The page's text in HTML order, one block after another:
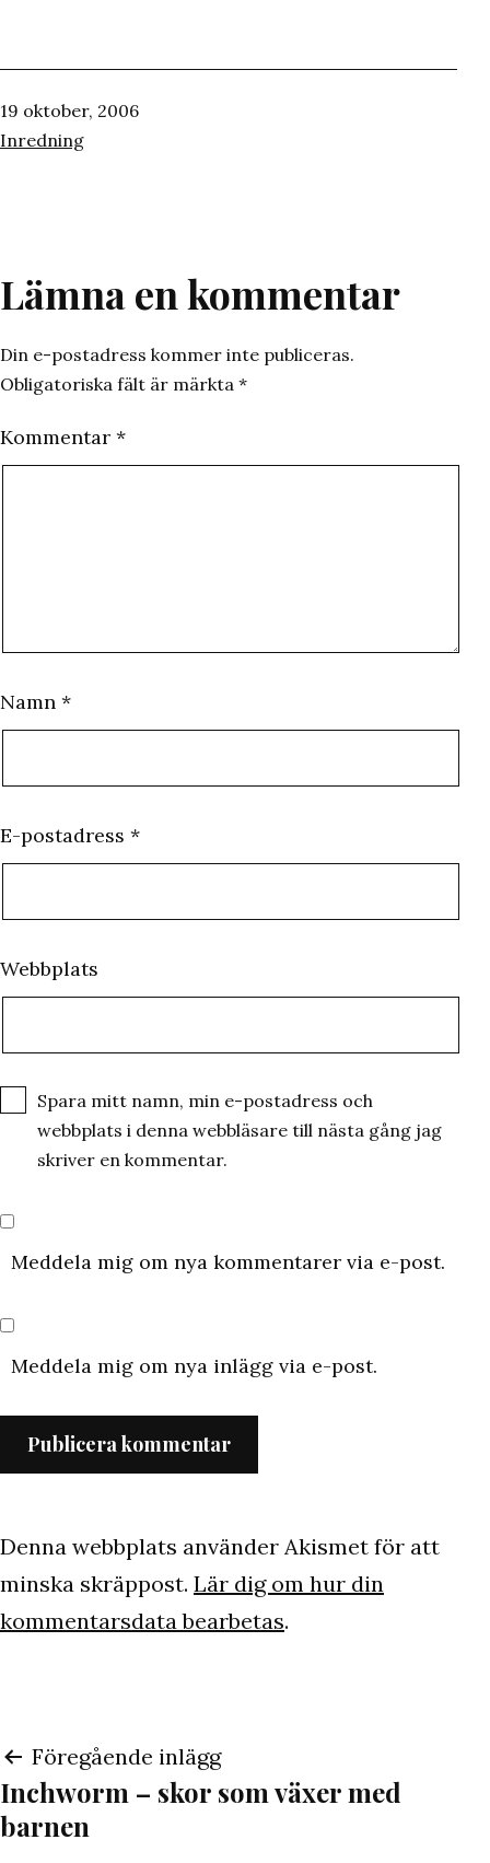
Publicerat
den
19 oktober, 2006
Kategoriserat
Inredning
Lämna en kommentar
Din e-postadress kommer inte publiceras.
Obligatoriska fält är märkta *
Kommentar *
Namn *
E-postadress *
Webbplats
Spara mitt namn, min e-postadress och
webbplats i denna webbläsare till nästa gång jag
skriver en kommentar.
Meddela mig om nya kommentarer via e-post.
Meddela mig om nya inlägg via e-post.
Denna webbplats använder Akismet för att
minska skräppost. Lär dig om hur din
kommentarsdata bearbetas.
Inläggsnavigering
Föregående inlägg
Inchworm – skor som växer med
barnen